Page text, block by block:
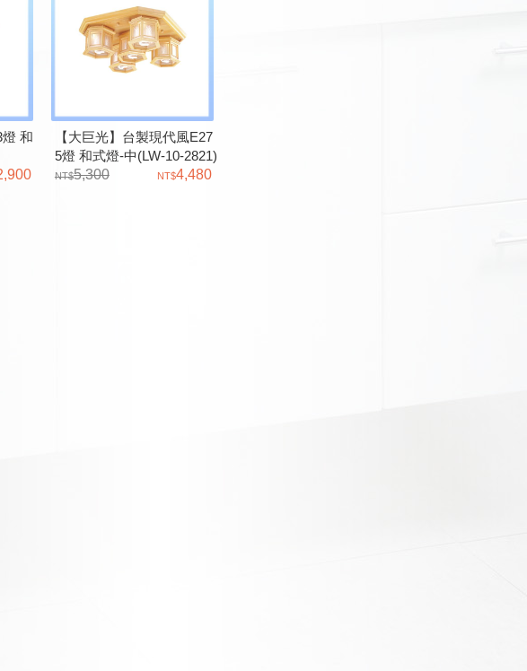
燈 和
【大巨光】台製現代風E27
5燈 和式燈-中(LW-10-2821)
5,300
4,480